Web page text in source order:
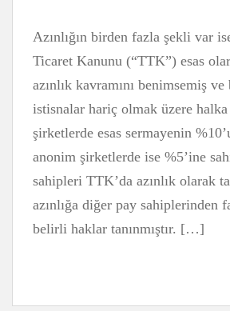
Azınlığın birden fazla şekli var
Ticaret Kanunu (“TTK”) esas
azınlık kavramını benimsemiş
istisnalar hariç olmak üzere
şirketlerde esas sermayenin
anonim şirketlerde ise %5’ine
sahipleri TTK’da azınlık olarak
azınlığa diğer pay sahiplerinden
belirli haklar tanınmıştır. […]